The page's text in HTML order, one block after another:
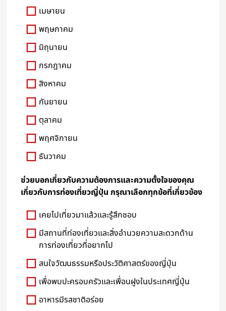
เมษายน
พฤษภาคม
มิถุนายน
กรกฎาคม
สิงหาคม
กันยายน
ตุลาคม
พฤศจิกายน
ธันวาคม
ช่วยบอกเกี่ยวกับความต้องการและความตั้งใจของคุณ
เกี่ยวกับการท่องเที่ยวญี่ปุ่น กรุณาเลือกทุกข้อที่เกี่ยวข้อง
เคยไปเที่ยวมาแล้วและรู้สึกชอบ
มีสถานที่ท่องเที่ยวและสิ่งอำนวยความสะดวกด้าน
การท่องเที่ยวที่อยากไป
สนใจวัฒนธรรมหรือประวัติศาสตร์ของญี่ปุ่น
เพื่อพบปะครอบครัวและเพื่อนฝูงในประเทศญี่ปุ่น
อาหารมีรสชาติอร่อย